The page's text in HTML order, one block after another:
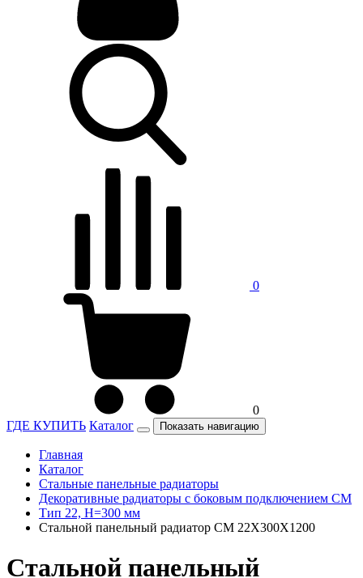
0
0
ГДЕ КУПИТЬ Каталог Показать навигацию
Главная
Каталог
Стальные панельные радиаторы
Декоративные радиаторы с боковым подключением CM
Тип 22, H=300 мм
Стальной панельный радиатор CM 22X300X1200
Стальной панельный